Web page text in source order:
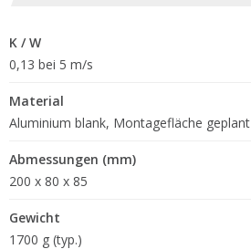
K / W
0,13 bei 5 m/s
Material
Aluminium blank, Montagefläche geplant
Abmessungen (mm)
200 x 80 x 85
Gewicht
1700 g (typ.)